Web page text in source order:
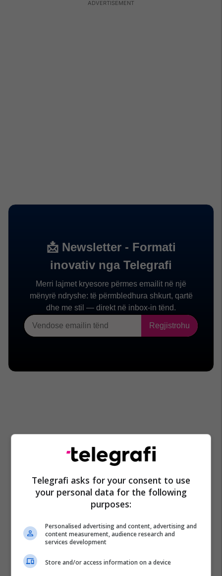
Telegrafi asks for your consent to use
your personal data for the following
purposes:
Personalised advertising and content, advertising and
content measurement, audience research and
services development
Store and/or access information on a device